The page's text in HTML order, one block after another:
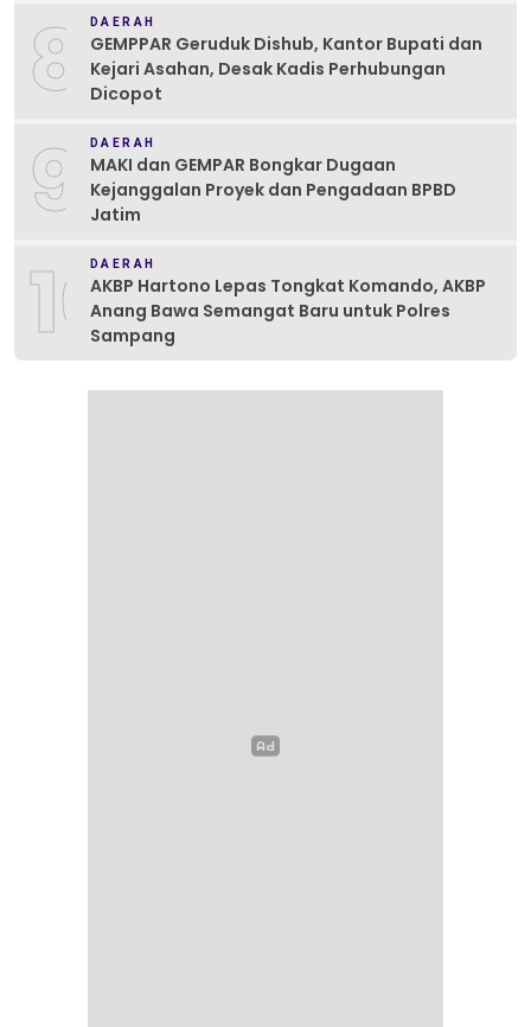
8 DAERAH
GEMPPAR Geruduk Dishub, Kantor Bupati dan
Kejari Asahan, Desak Kadis Perhubungan
Dicopot
9 DAERAH
MAKI dan GEMPAR Bongkar Dugaan
Kejanggalan Proyek dan Pengadaan BPBD
Jatim
10DAERAH
AKBP Hartono Lepas Tongkat Komando, AKBP
Anang Bawa Semangat Baru untuk Polres
Sampang